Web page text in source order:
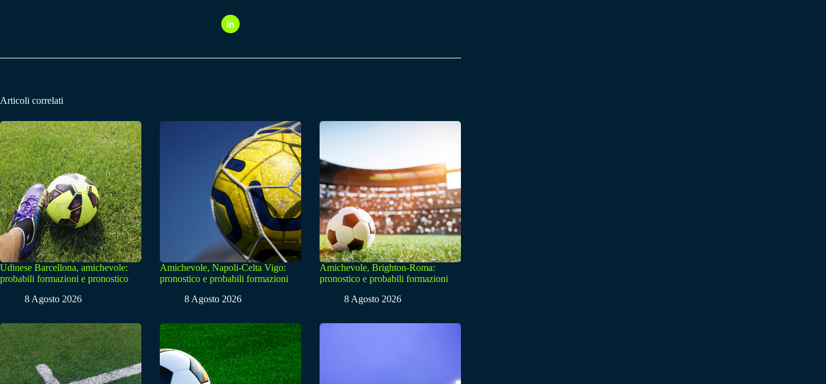
Articoli correlati
Udinese Barcellona, amichevole:
probabili formazioni e pronostico
8 Agosto 2026
Amichevole, Napoli-Celta Vigo:
pronostico e probabili formazioni
8 Agosto 2026
Amichevole, Brighton-Roma:
pronostico e probabili formazioni
8 Agosto 2026